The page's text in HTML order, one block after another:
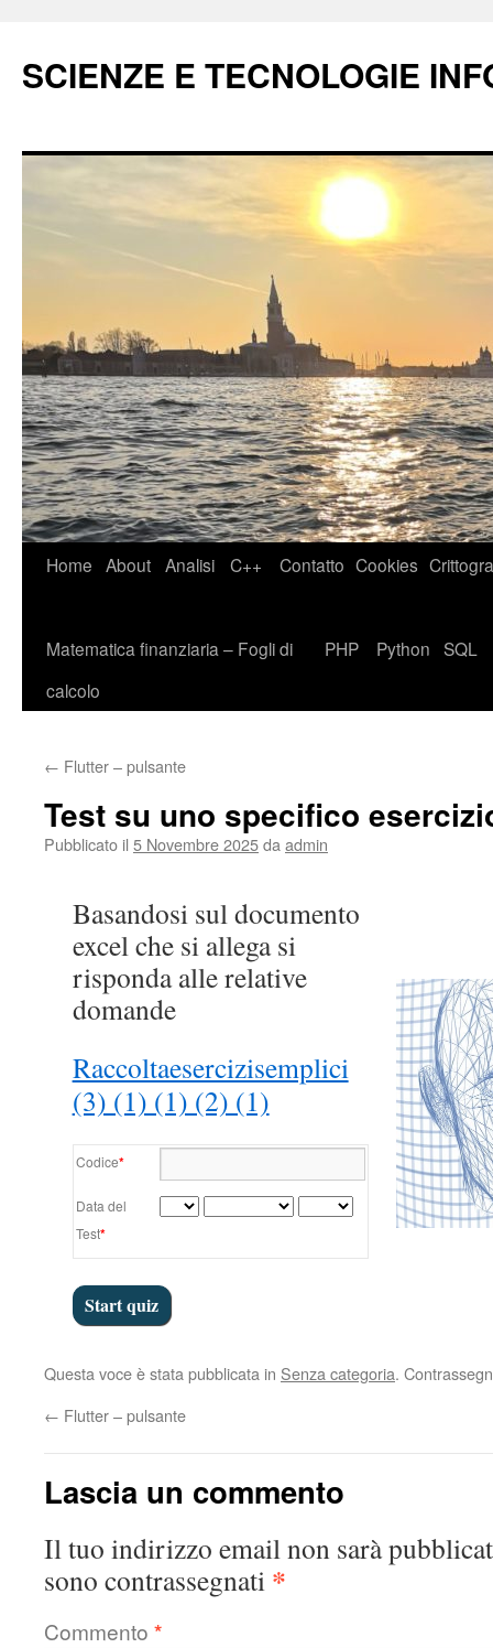
contenuto
SCIENZE E TECNOLOGIE
Home About Analisi C++ Contatto Cookies
Matematica finanziaria – Fogli di
calcolo
PHP Python SQL
← Flutter – pulsante
Test su uno specifico
Pubblicato il 5 Novembre 2025da admin
Basandosi sul documento
excel che si allega si
risponda alle relative
domande
Raccoltaesercizisemplici
(3) (1) (1) (2) (1)
Codice*
Data del
Test*
Questa voce è stata pubblicata in Senza categoria.
← Flutter – pulsante
Lascia un commento
Il tuo indirizzo email non sarà
sono contrassegnati *
Commento *